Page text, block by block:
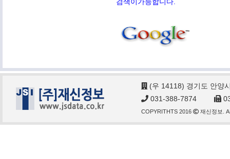
(우 14118) 경기도 안양
031-388-7874
COPYRITHTS 2016 재신정보.